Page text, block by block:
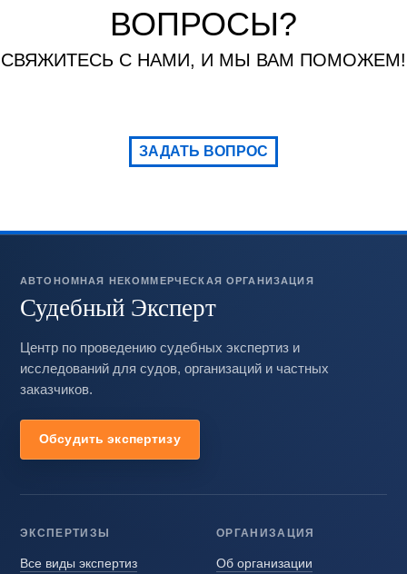
ВОПРОСЫ?
СВЯЖИТЕСЬ С НАМИ, И МЫ ВАМ ПОМОЖЕМ!
ЗАДАТЬ ВОПРОС
АВТОНОМНАЯ НЕКОММЕРЧЕСКАЯ ОРГАНИЗАЦИЯ
Судебный Эксперт
Центр по проведению судебных экспертиз и
исследований для судов, организаций и частных
заказчиков.
Обсудить экспертизу
ЭКСПЕРТИЗЫ
Все виды экспертиз
ОРГАНИЗАЦИЯ
Об организации